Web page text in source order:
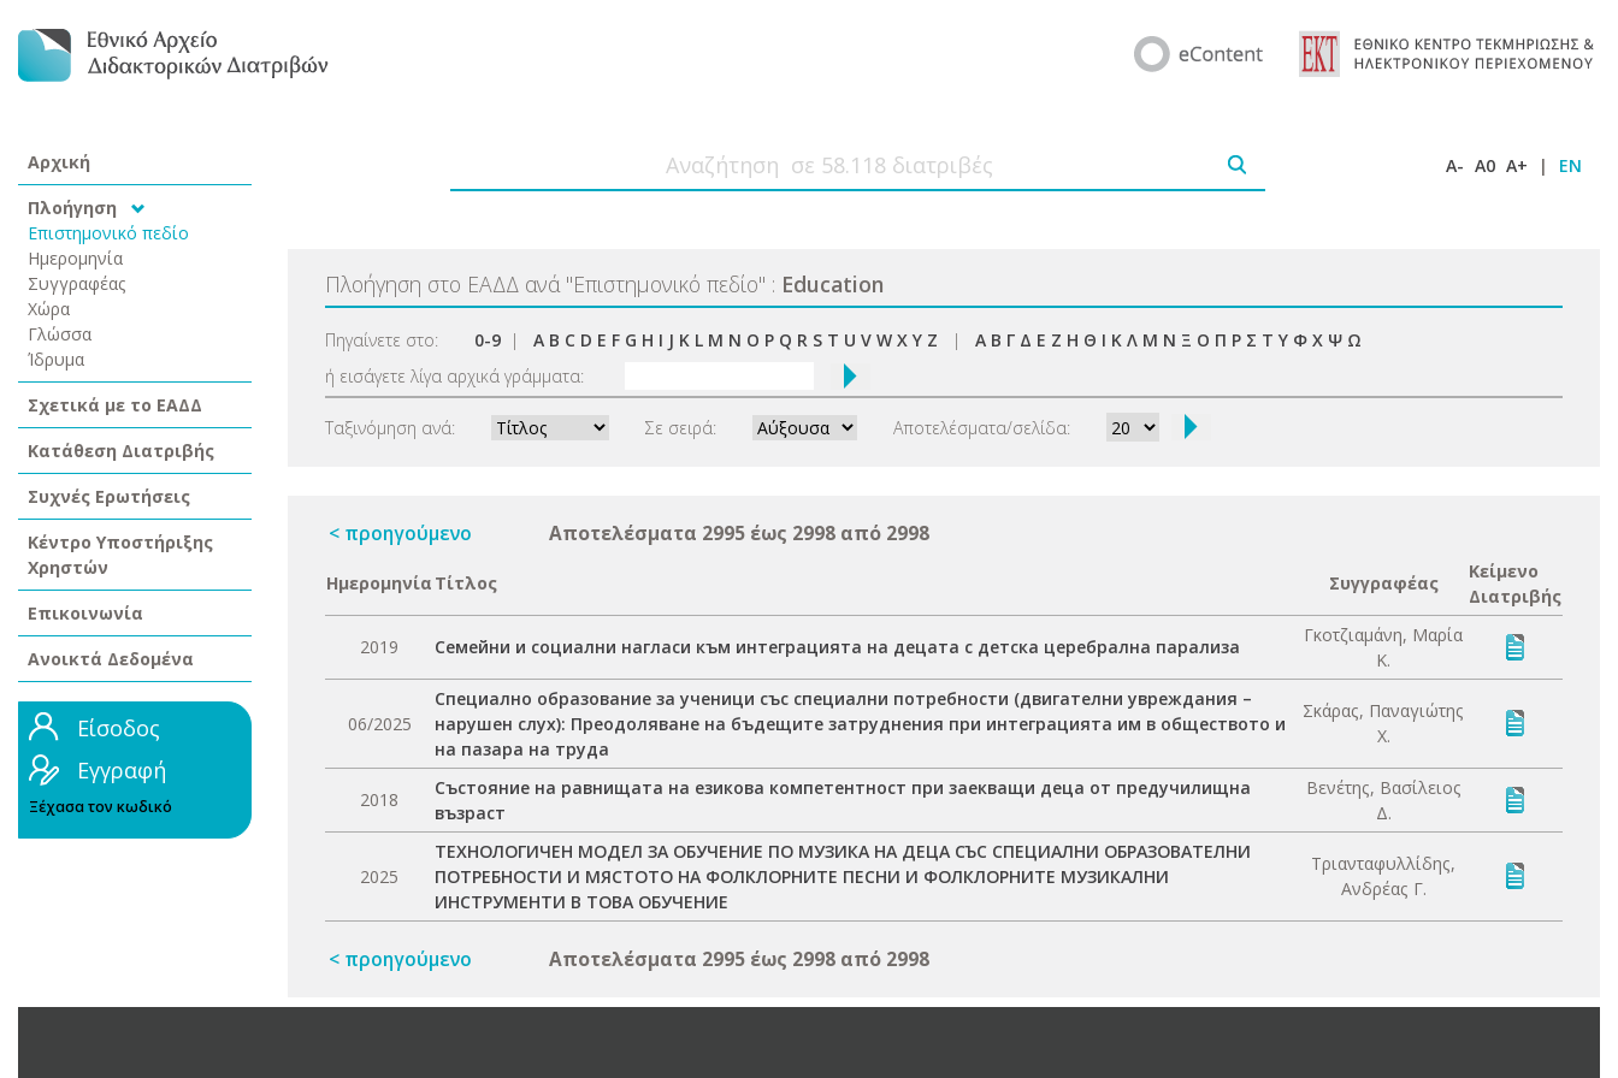
Αρχική
Πλοήγηση
Επιστημονικό πεδίο
Ημερομηνία
Συγγραφέας
Χώρα
Γλώσσα
Ίδρυμα
Σχετικά με το ΕΑΔΔ
Κατάθεση Διατριβής
Συχνές Ερωτήσεις
Κέντρο Υποστήριξης
Χρηστών
Επικοινωνία
Ανοικτά Δεδομένα
Είσοδος
Εγγραφή
Ξέχασα τον κωδικό
A- A0 A+ | EN
Πλοήγηση στο ΕΑΔΔ ανά "Επιστημονικό πεδίο" : Education
Πηγαίνετε στο: 0-9 | A B C D E F G H I J K L M N O P Q R S T U V W X Y Z | Α Β Γ Δ Ε Ζ Η Θ Ι Κ Λ Μ Ν Ξ Ο Π Ρ Σ Τ Υ Φ Χ Ψ Ω
ή εισάγετε λίγα αρχικά γράμματα:
Ταξινόμηση ανά: Σε σειρά: Αποτελέσματα/σελίδα:
< προηγούμενο Αποτελέσματα 2995 έως 2998 από 2998
Ημερομηνία Τίτλος Συγγραφέας
Κείμενο
Διατριβής
2019 Семейни и социални нагласи към интеграцията на децата с детска церебрална парализа
Γκοτζιαμάνη, Μαρία
Κ.
06/2025
Специално образование за ученици със специални потребности (двигателни увреждания –
нарушен слух): Преодоляване на бъдещите затруднения при интеграцията им в обществото и
на пазара на труда
Σκάρας, Παναγιώτης
Χ.
2018
Състояние на равнищата на езикова компетентност при заекващи деца от предучилищна
възраст
Βενέτης, Βασίλειος
Δ.
2025
ТЕХНОЛОГИЧЕН МОДЕЛ ЗА ОБУЧЕНИЕ ПО МУЗИКА НА ДЕЦА СЪС СПЕЦИАЛНИ ОБРАЗОВАТЕЛНИ
ПОТРЕБНОСТИ И МЯСТОТО НА ФОЛКЛОРНИТЕ ПЕСНИ И ФОЛКЛОРНИТЕ МУЗИКАЛНИ
ИНСТРУМЕНТИ В ТОВА ОБУЧЕНИЕ
Τριανταφυλλίδης,
Ανδρέας Γ.
< προηγούμενο Αποτελέσματα 2995 έως 2998 από 2998